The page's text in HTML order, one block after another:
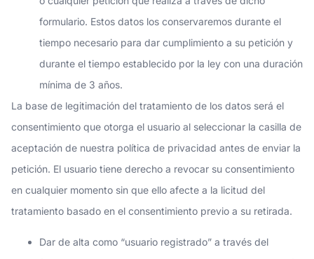
formulario. Estos datos los conservaremos durante el
tiempo necesario para dar cumplimiento a su petición y
durante el tiempo establecido por la ley con una duración
mínima de 3 años.
La base de legitimación del tratamiento de los datos será el
consentimiento que otorga el usuario al seleccionar la casilla de
aceptación de nuestra política de privacidad antes de enviar la
petición. El usuario tiene derecho a revocar su consentimiento
en cualquier momento sin que ello afecte a la licitud del
tratamiento basado en el consentimiento previo a su retirada.
Dar de alta como “usuario registrado” a través del